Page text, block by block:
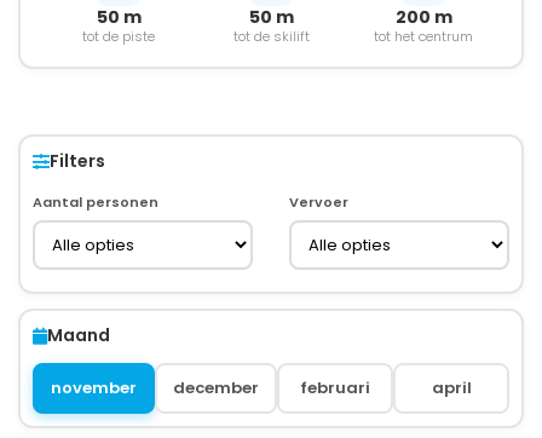
50 m
tot de piste
50 m
tot de skilift
200 m
tot het centrum
Filters
Aantal personen Vervoer
Maand
november december februari april